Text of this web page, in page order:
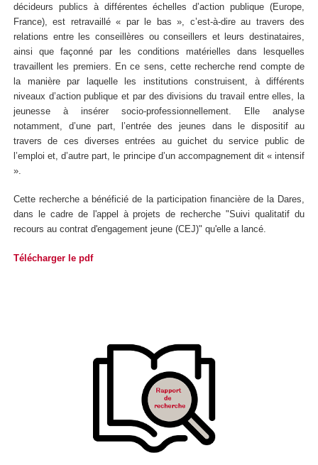
décideurs publics à différentes échelles d’action publique (Europe,
France), est retravaillé « par le bas », c’est-à-dire au travers des
relations entre les conseillères ou conseillers et leurs destinataires,
ainsi que façonné par les conditions matérielles dans lesquelles
travaillent les premiers. En ce sens, cette recherche rend compte de
la manière par laquelle les institutions construisent, à différents
niveaux d’action publique et par des divisions du travail entre elles, la
jeunesse à insérer socio-professionnellement. Elle analyse
notamment, d’une part, l’entrée des jeunes dans le dispositif au
travers de ces diverses entrées au guichet du service public de
l’emploi et, d’autre part, le principe d’un accompagnement dit « intensif
».
Cette recherche a bénéficié de la participation financière de la Dares,
dans le cadre de l'appel à projets de recherche "Suivi qualitatif du
recours au contrat d'engagement jeune (CEJ)" qu'elle a lancé.
Télécharger le pdf